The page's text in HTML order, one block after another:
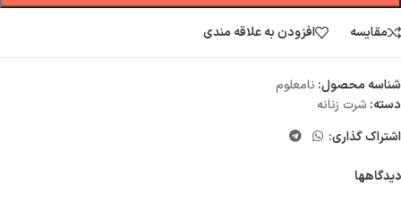
مقایسه افزودن به علاقه مندی
شناسه محصول: نامعلوم
دسته: شرت زنانه
اشتراک گذاری:
دیدگاهها